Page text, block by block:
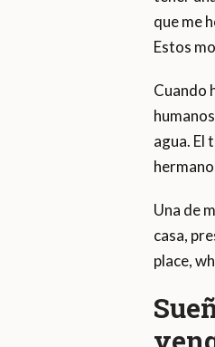
que me
Estos
Cuando
agua. El
Una de
casa,
place,